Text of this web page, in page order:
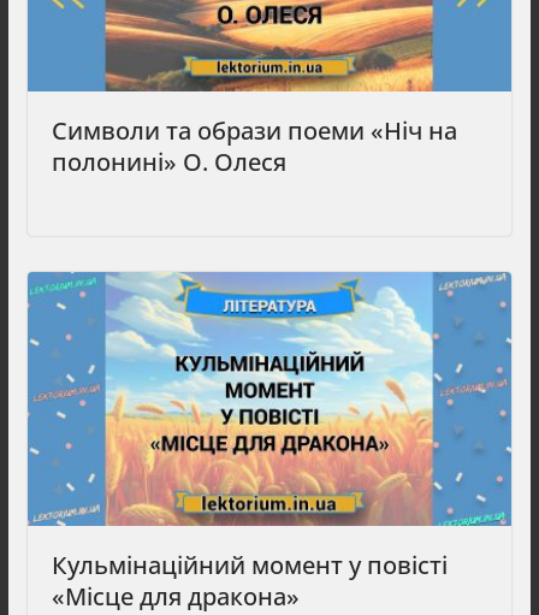
Символи та образи поеми «Ніч на
полонині» О. Олеся
Кульмінаційний момент у повісті
«Місце для дракона»